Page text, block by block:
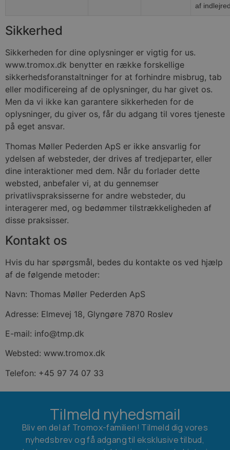
af
Sikkerhed
Sikkerheden for dine oplysninger er vigtig for us.
www.tromox.dk benytter en række forskellige
sikkerhedsforanstaltninger for at forhindre misbrug, tab
eller modificereing af de oplysninger, du har givet os.
Men da vi ikke kan garantere sikkerheden for de
oplysninger, du giver os, får du adgang til vores tjeneste
på eget ansvar.
Thomas Møller Pederden ApS er ikke ansvarlig for
ydelsen af websteder, der drives af tredjeparter, eller
dine interaktioner med dem. Når du forlader dette
websted, anbefaler vi, at du gennemser
privatlivspraksisserne for andre websteder, du
interagerer med, og bedømmer tilstrækkeligheden af
disse praksisser.
Kontakt os
Hvis du har spørgsmål, bedes du kontakte os ved hjælp
af de følgende metoder:
Navn: Thomas Møller Pederden ApS
Adresse: Elmevej 18, Glyngøre 7870 Roslev
E-mail: info@tmp.dk
Websted: www.tromox.dk
Telefon: +45 97 74 07 33
Tilmeld nyhedsmail
Bliv en del af Tromox-familien! Tilmeld dig vores
nyhedsbrev og få adgang til eksklusive tilbud,